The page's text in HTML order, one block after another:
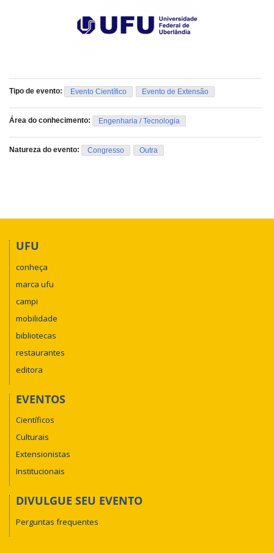
Tipo de evento: Evento Científico Evento de Extensão
Área do conhecimento: Engenharia / Tecnologia
Natureza do evento: Congresso Outra
UFU
conheça
marca ufu
campi
mobilidade
bibliotecas
restaurantes
editora
EVENTOS
Científicos
Culturais
Extensionistas
Institucionais
DIVULGUE SEU EVENTO
Perguntas frequentes